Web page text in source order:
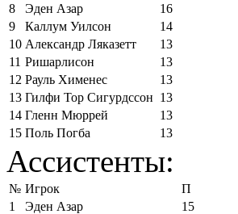
8
Эден Азар
16
9
Каллум Уилсон
14
10 Александр Ляказетт
13
11 Ришарлисон
13
12 Рауль Хименес
13
13 Гилфи Тор Сигурдссон 13
14 Гленн Мюррей
13
15 Поль Погба 13
Ассистенты:
№ Игрок
П
1
Эден Азар
15